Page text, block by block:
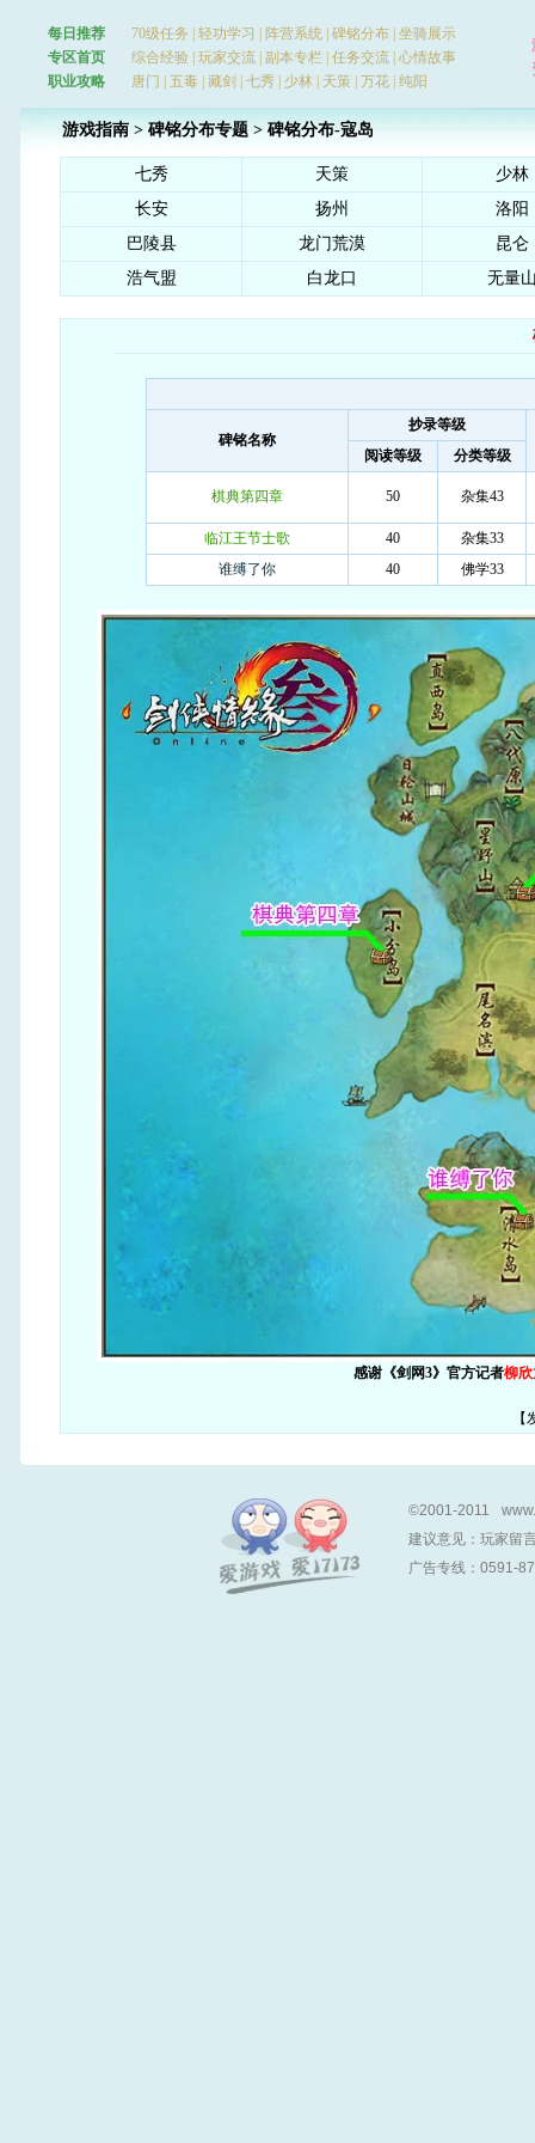
每日推荐 70级任务 轻功学习 阵营系统 碑铭分布 坐骑展示
专区首页
综合经验 玩家交流 副本专栏 任务交流 心情故事
职业攻略
唐门 五毒 藏剑 七秀 少林 天策 万花 纯阳
游戏指南 > 碑铭分布专题 > 碑铭分布-寇岛
七秀 天策
少林
长安
扬州
洛阳
巴陵县
龙门荒漠
昆仑
浩气盟
白龙口 无量
碑铭名称
抄录等级
阅读等级
分类等级
棋典第四章 50 杂集43
临江王节士歌 40
杂集33
谁缚了你
40 佛学33
感谢《剑网3》官方记者柳
【
©2001-2011
建议意见： 玩家留
广告专线：0591-